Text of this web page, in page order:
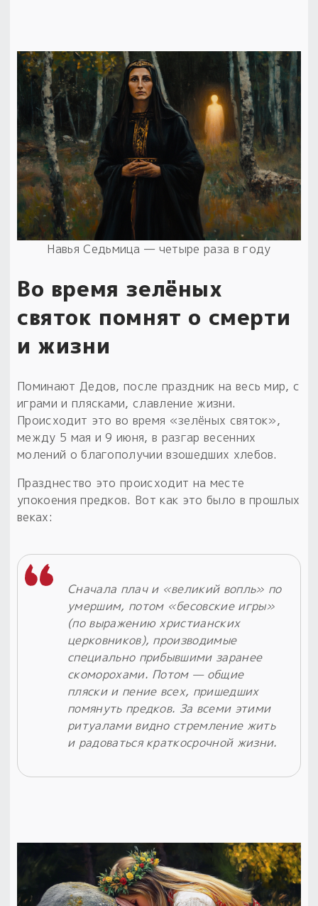
Навья Седьмица — четыре раза в году
Во время зелёных
святок помнят о смерти
и жизни
Поминают Дедов, после праздник на весь мир, с
играми и плясками, славление жизни.
Происходит это во время «зелёных святок»,
между 5 мая и 9 июня, в разгар весенних
молений о благополучии взошедших хлебов.
Празднество это происходит на месте
упокоения предков. Вот как это было в прошлых
веках:
Сначала плач и «великий вопль» по
умершим, потом «бесовские игры»
(по выражению христианских
церковников), производимые
специально прибывшими заранее
скоморохами. Потом — общие
пляски и пение всех, пришедших
помянуть предков. За всеми этими
ритуалами видно стремление жить
и радоваться краткосрочной жизни.